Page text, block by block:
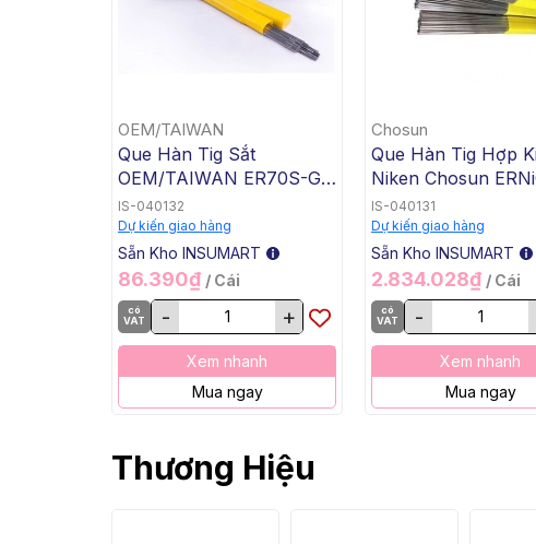
OEM/TAIWAN
Que Hàn Tig Sắt
OEM/TAIWAN ER70S-G
TG-50, 1.6x1000mm, 5 Kg
/ Hộp, 20 Kg / Thùng
IS-040132
Dự kiến giao hàng
Sẵn Kho INSUMART
86.390₫ / Cái
có
VAT
- +
Xem nhanh
Mua ngay
Chosun
Que Hàn Tig Hợp
Niken Chosun
3 TGC-625,
5 Kg / Hộp, 20 Kg /
Thùng
IS-040131
Dự kiến giao hàng
Sẵn Kho INSUMART
2.834.028₫ / Cái
có
VAT
-
Xem nhanh
Mua ngay
Thương Hiệu